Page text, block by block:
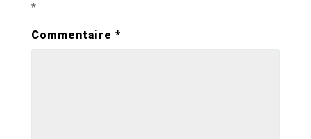
*
Commentaire *